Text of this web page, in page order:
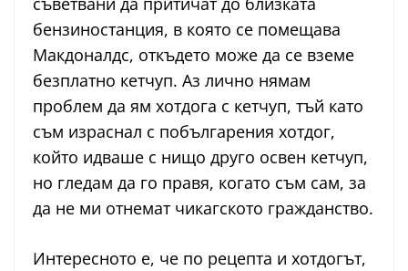
бензиностанция, в която се помещава
Макдоналдс, откъдето може да се вземе
безплатно кетчуп. Аз лично нямам
проблем да ям хотдога с кетчуп, тъй като
съм израснал с побългарения хотдог,
който идваше с нищо друго освен кетчуп,
но гледам да го правя, когато съм сам, за
да не ми отнемат чикагското гражданство.
Интересното е, че по рецепта и хотдогът,